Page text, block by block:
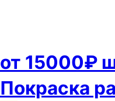
от 15000₽
Покраска